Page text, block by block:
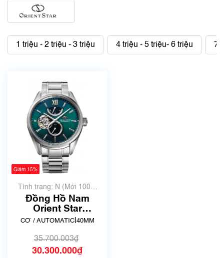
1 triệu - 2 triệu - 3 triệu 4 triệu - 5 triệu- 6 triệu 7
Giảm 15%
Tình trạng: N (Mới 100%
chưa qua sử dụng)
Đồng Hồ Nam
Orient Star
Contemporary RE-
Chính hãng
CƠ / AUTOMATIC| 40MM
35.700.003₫
30.300.000₫